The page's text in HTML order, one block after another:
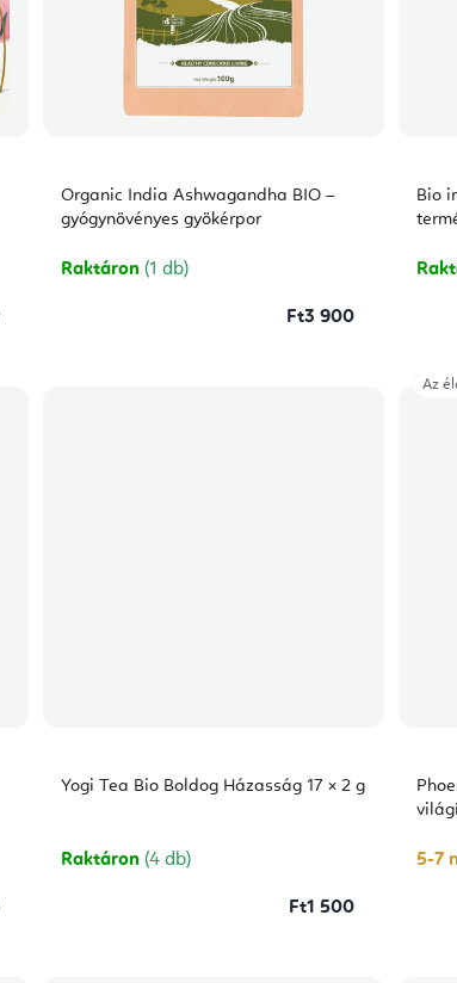
Organic India Ashwagandha BIO –
gyógynövényes gyökérpor
Raktáron (1 db)
Ft3 900
Bio
Yogi Tea Bio Boldog Házasság 17 × 2 g
Raktáron (4 db)
Ft1 500
5-7
Az